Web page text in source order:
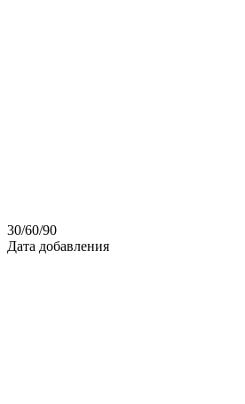
30/60/90
Дата добавления